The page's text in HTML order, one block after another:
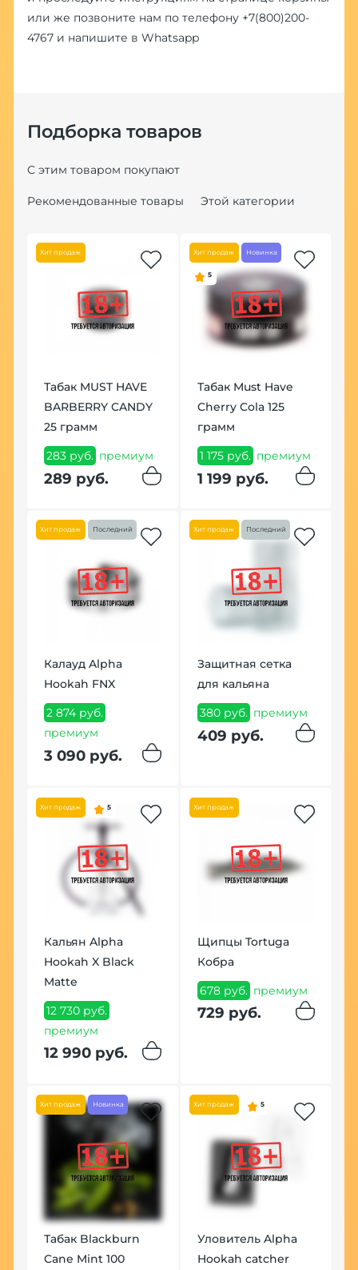
или же позвоните нам по телефону +7(800)200-
4767и напишите в Whatsapp
Подборка товаров
С этим товаром покупают
Рекомендованные товары Этой категории
Хит продаж
Табак MUST HAVE
BARBERRY CANDY
25 грамм
283 руб. премиум
289 руб.
Хит продаж Новинка
5
Табак Must Have
Cherry Cola 125
грамм
1 175 руб. премиум
1 199 руб.
Хит продаж Последний
Калауд Alpha
Hookah FNX
2 874 руб.
премиум
3 090 руб.
Хит продаж Последний
Защитная сетка
для кальяна
380 руб. премиум
409 руб.
Хит продаж 5
Кальян Alpha
Hookah X Black
Matte
12 730 руб.
премиум
12 990 руб.
Хит продаж
Щипцы Tortuga
Кобра
678 руб. премиум
729 руб.
Хит продаж Новинка
Табак Blackburn
Cane Mint 100
Хит продаж 5
Уловитель Alpha
Hookah catcher